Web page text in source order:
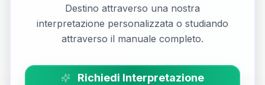
Destino attraverso una nostra
interpretazione personalizzata o studiando
attraverso il manuale completo.
Richiedi Interpretazione